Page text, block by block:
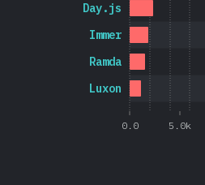
0.0 5.0k
Luxon
Ramda
Immer
Day.js